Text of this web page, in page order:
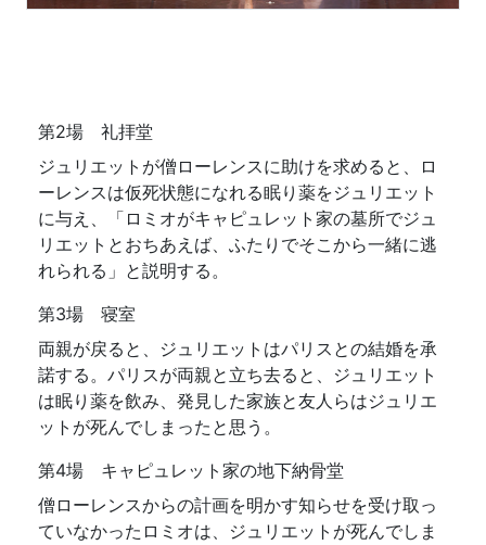
第2場 礼拝堂
ジュリエットが僧ローレンスに助けを求めると、ロ
ーレンスは仮死状態になれる眠り薬をジュリエット
に与え、「ロミオがキャピュレット家の墓所でジュ
リエットとおちあえば、ふたりでそこから一緒に逃
れられる」と説明する。
第3場 寝室
両親が戻ると、ジュリエットはパリスとの結婚を承
諾する。パリスが両親と立ち去ると、ジュリエット
は眠り薬を飲み、発見した家族と友人らはジュリエ
ットが死んでしまったと思う。
第4場 キャピュレット家の地下納骨堂
僧ローレンスからの計画を明かす知らせを受け取っ
ていなかったロミオは、ジュリエットが死んでしま